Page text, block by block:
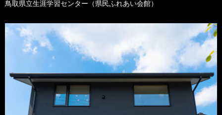
鳥取県立生涯学習センター（県民ふれあい会館）